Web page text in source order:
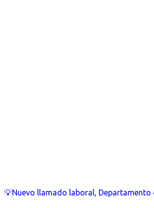
💡Nuevo llamado laboral, Departamento